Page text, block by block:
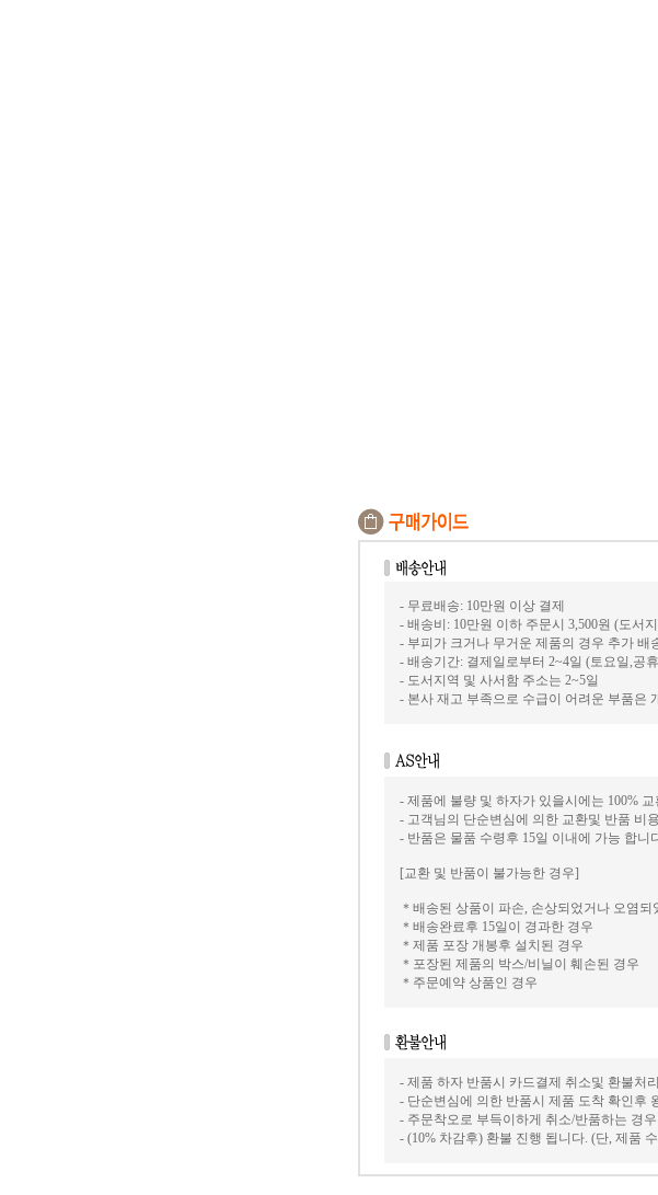
- 무료배송: 10만원 이상 결제
- 배송비: 10만원 이하 주문시 3,500원 (도서
- 부피가 크거나 무거운 제품의 경우 추가 배
- 배송기간: 결제일로부터 2~4일 (토요일,공
- 도서지역 및 사서함 주소는 2~5일
- 본사 재고 부족으로 수급이 어려운 부품은
- 제품에 불량 및 하자가 있을시에는 100%
- 고객님의 단순변심에 의한 교환및 반품 비
- 반품은 물품 수령후 15일 이내에 가능 합니
[교환 및 반품이 불가능한 경우]
＊배송된 상품이 파손, 손상되었거나 오염되
＊배송완료후 15일이 경과한 경우
＊제품 포장 개봉후 설치된 경우
＊포장된 제품의 박스/비닐이 훼손된 경우
＊주문예약 상품인 경우
- 제품 하자 반품시 카드결제 취소및 환불처
- 단순변심에 의한 반품시 제품 도착 확인후
- 주문착오로 부득이하게 취소/반품하는 경
- (10% 차감후) 환불 진행 됩니다. (단, 제품